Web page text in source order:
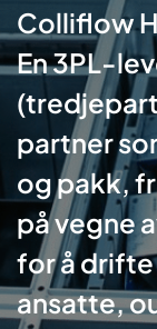
Colliflow
En 3PL-
partner
og pakk,
på vegne
for å
ansatte,